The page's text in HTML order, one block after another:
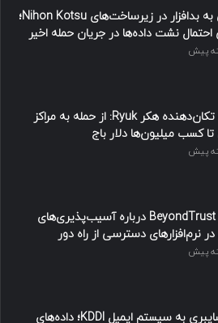
آلودگی به بدافزار در زیرساخت‌های Nihon Kotsu؛
نشت داده‌ها در جریان حمله اخیر
اعتراف تکان‌دهنده هکر Ryuk: از حمله به مراکز
تا کسب میلیون‌ها دلار باج
هشدار BeyondTrust درباره آسیب‌پذیری‌های
در نرم‌افزارهای دسترسی از راه دور
نفوذ سایبری به سیستم ایمیل KDDI؛ داده‌های